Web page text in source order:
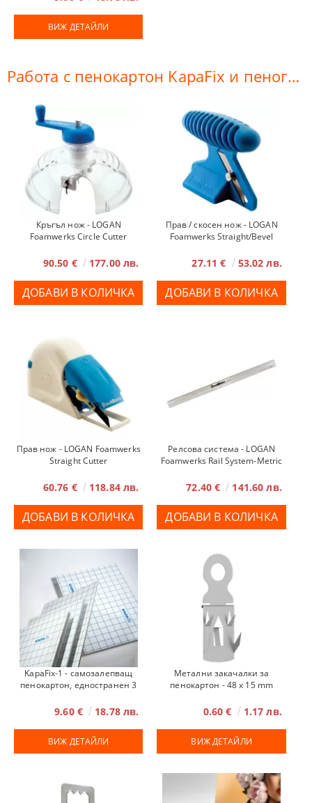
ВИЖ ДЕТАЙЛИ
Работа с пенокартон KapaFix и пеногума
Кръгъл нож - LOGAN
Foamwerks Circle Cutter
90.50 € 177.00 лв.
Прав / скосен нож - LOGAN
Foamwerks Straight/Bevel
27.11 € 53.02 лв.
Прав нож - LOGAN Foamwerks
Straight Cutter
60.76 € 118.84 лв.
Релсова система - LOGAN
Foamwerks Rail System-Metric
72.40 € 141.60 лв.
KapaFix-1 - самозалепващ
пенокартон, едностранен 3
9.60 € 18.78 лв.
ВИЖ ДЕТАЙЛИ
Метални закачалки за
пенокартон - 48 х 15 mm
0.60 € 1.17 лв.
ВИЖ ДЕТАЙЛИ